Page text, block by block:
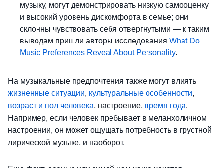
музыку, могут демонстрировать низкую самооценку
и высокий уровень дискомфорта в семье; они
склонны чувствовать себя отвергнутыми — к таким
выводам пришли авторы исследования What Do
Music Preferences Reveal About Personality.
На музыкальные предпочтения также могут влиять
жизненные ситуации, культуральные особенности,
возраст и пол человека, настроение, время года.
Например, если человек пребывает в меланхоличном
настроении, он может ощущать потребность в грустной
лирической музыке, и наоборот.